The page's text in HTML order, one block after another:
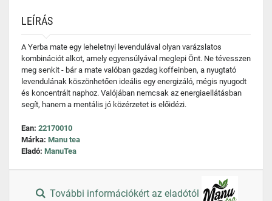
LEÍRÁS
A Yerba mate egy leheletnyi levendulával olyan varázslatos
kombinációt alkot, amely egyensúlyával meglepi Önt. Ne tévesszen
meg senkit - bár a mate valóban gazdag koffeinben, a nyugtató
levendulának köszönhetően ideális egy energizáló, mégis nyugodt
és koncentrált naphoz. Valójában nemcsak az energiaellátásban
segít, hanem a mentális jó közérzetet is előidézi.
Ean: 22170010
Márka: Manu tea
Eladó: ManuTea
További információkért az eladótól